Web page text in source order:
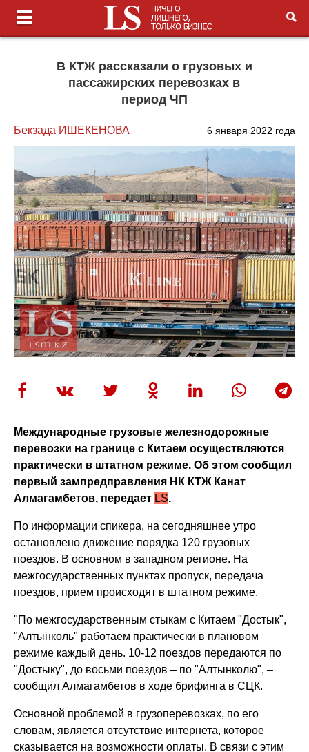
В КТЖ рассказали о грузовых и
пассажирских перевозках в
период ЧП
Бекзада ИШЕКЕНОВА 6 января 2022 года
Международные грузовые железнодорожные
перевозки на границе с Китаем осуществляются
практически в штатном режиме. Об этом сообщил
первый зампредправления НК КТЖ Канат
Алмагамбетов, передает LS.
По информации спикера, на сегодняшнее утро
остановлено движение порядка 120 грузовых
поездов. В основном в западном регионе. На
межгосударственных пунктах пропуск, передача
поездов, прием происходят в штатном режиме.
"По межгосударственным стыкам с Китаем "Достык",
"Алтынколь" работаем практически в плановом
режиме каждый день. 10-12 поездов передаются по
"Достыку", до восьми поездов – по "Алтынколю", –
сообщил Алмагамбетов в ходе брифинга в СЦК.
Основной проблемой в грузоперевозках, по его
словам, является отсутствие интернета, которое
сказывается на возможности оплаты. В связи с этим